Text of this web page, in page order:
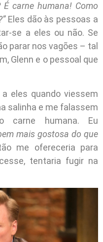
carne humana! Como
Eles dão às pessoas a
se a eles ou não. Se
parar nos vagões – tal
Glenn e o pessoal que
eles quando viessem
salinha e me falassem
carne humana. Eu
mais gostosa do que
me ofereceria para
tentaria fugir na